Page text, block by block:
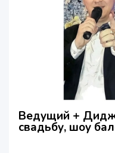
Ведущий +
свадьбу, шоу